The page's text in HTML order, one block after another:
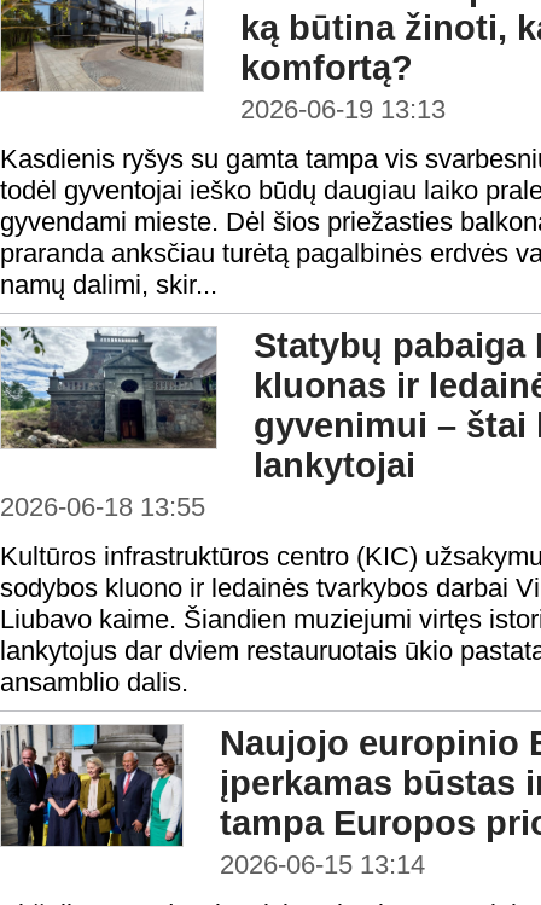
ką būtina žinoti,
komfortą?
2026-06-19 13:13
Kasdienis ryšys su gamta tampa vis
todėl gyventojai ieško būdų daugiau laiko
gyvendami mieste. Dėl šios priežasties
praranda anksčiau turėtą pagalbinės erdvės
namų dalimi, skir...
Statybų pabaiga
kluonas ir
gyvenimui – štai
lankytojai
2026-06-18 13:55
Kultūros infrastruktūros centro (KIC)
sodybos kluono ir ledainės tvarkybos darbai
Liubavo kaime. Šiandien muziejumi virtęs
lankytojus dar dviem restauruotais ūkio
ansamblio dalis.
Naujojo europinio
įperkamas būstas
tampa Europos
2026-06-15 13:14